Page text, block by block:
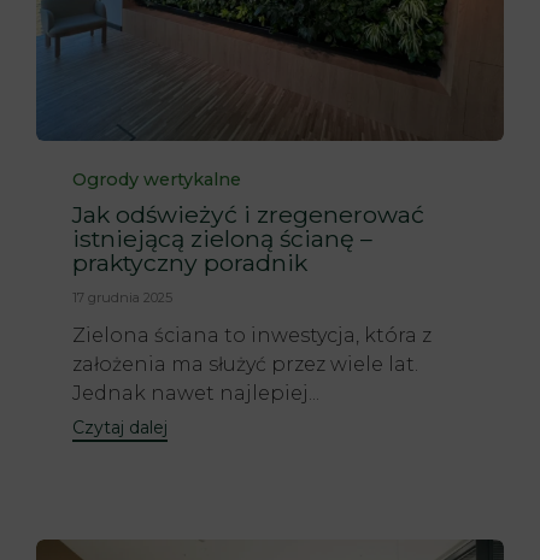
Category
Ogrody wertykalne
Jak odświeżyć i zregenerować
istniejącą zieloną ścianę –
praktyczny poradnik
17 grudnia 2025
Zielona ściana to inwestycja, która z
założenia ma służyć przez wiele lat.
Jednak nawet najlepiej...
Czytaj dalej